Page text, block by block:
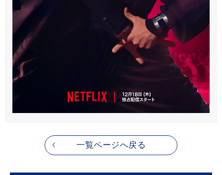
年体験レポート こだわりの暮らし
一覧ページへ戻る